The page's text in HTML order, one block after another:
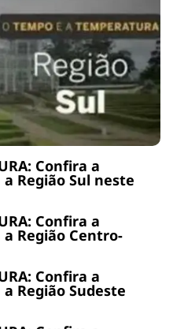
Confira a
Região Sul neste
Confira a
Região Centro-
Confira a
Região Sudeste